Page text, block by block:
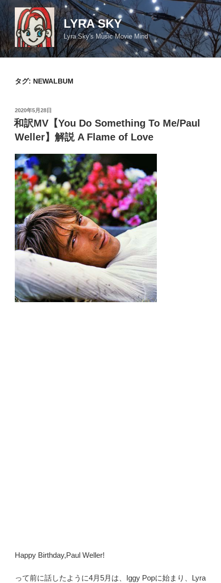
コ
ン
テ
ン
ツ
LYRA SKY
Lyra Sky's Music Movie Mind
タグ: NEWALBUM
投
稿
日:
2020年5月28日
和訳MV【You Do Something To Me/Paul
Weller】解説 A Flame of Love
Happy Birthday,Paul Weller!
って前に話したように4月5月は、Iggy Popに始まり、Lyra